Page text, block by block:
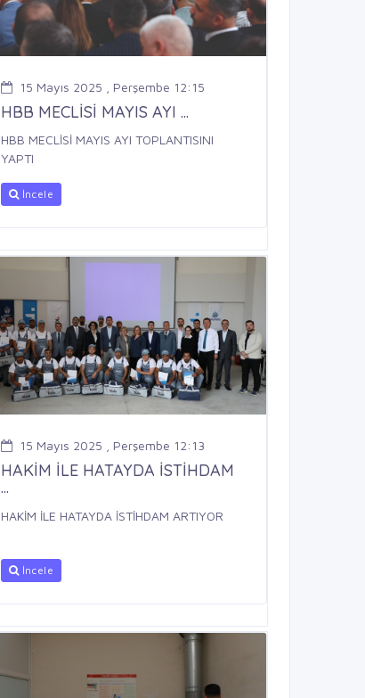
15 Mayıs 2025 , Perşembe 12:15
HBB MECLİSİ MAYIS AYI ...
HBB MECLİSİ MAYIS AYI TOPLANTISINI
YAPTI
İncele
15 Mayıs 2025 , Perşembe 12:13
HAKİM İLE HATAYDA İSTİHDAM
...
HAKİM İLE HATAYDA İSTİHDAM ARTIYOR
İncele